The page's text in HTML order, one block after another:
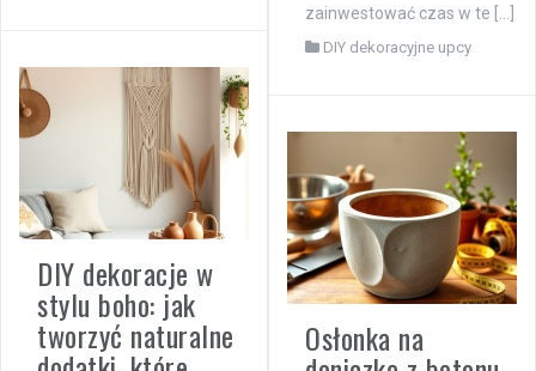
zainwestować czas w te […]
DIY dekoracyjne upcy
DIY dekoracje w
stylu boho: jak
tworzyć naturalne Osłonka na